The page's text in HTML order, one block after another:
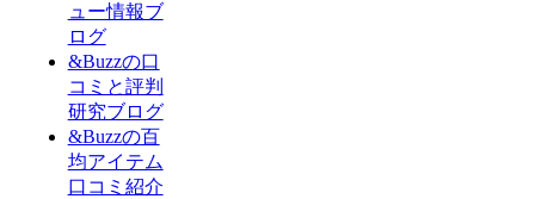
ュー情報ブ
ログ
&Buzzの口
コミと評判
研究ブログ
&Buzzの百
均アイテム
口コミ紹介